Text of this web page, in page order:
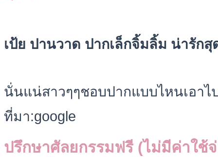
เป้ย ปานวาด ปากเล็กจิ้มลิ้ม น่ารักสุ
นั่นแน่สาวๆๆชอบปากแบบไหนเอาไ
ที่มา:google
ปรึกษาศัลยกรรมฟรี (ไม่มีค่าใช้